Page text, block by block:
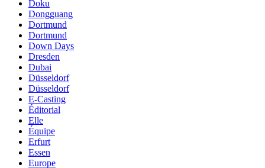
Doku
Dongguang
Dortmund
Dortmund
Down Days
Dresden
Dubai
Düsseldorf
Düsseldorf
E-Casting
Éditorial
Elle
Équipe
Erfurt
Essen
Europe